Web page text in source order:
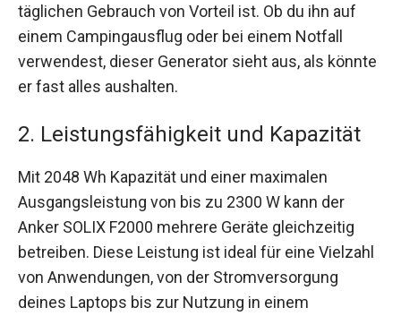
täglichen Gebrauch von Vorteil ist. Ob du ihn auf
einem Campingausflug oder bei einem Notfall
verwendest, dieser Generator sieht aus, als könnte
er fast alles aushalten.
2. Leistungsfähigkeit und Kapazität
Mit 2048 Wh Kapazität und einer maximalen
Ausgangsleistung von bis zu 2300 W kann der
Anker SOLIX F2000 mehrere Geräte gleichzeitig
betreiben. Diese Leistung ist ideal für eine Vielzahl
von Anwendungen, von der Stromversorgung
deines Laptops bis zur Nutzung in einem